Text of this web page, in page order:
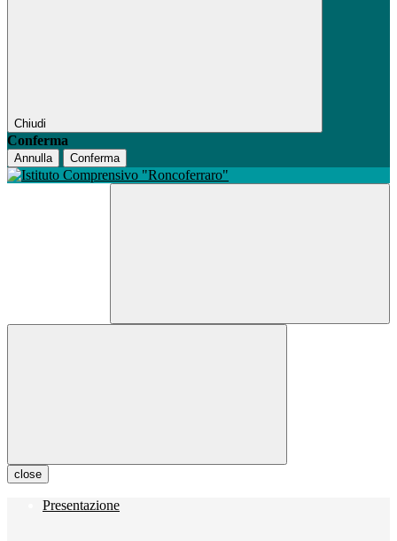
Chiudi
Conferma
Annulla Conferma
close
Presentazione